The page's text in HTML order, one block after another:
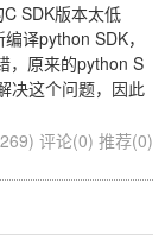
SDK版本太低
译python SDK，
，原来的python S
决这个问题，因此
评论(0) 推荐(0)